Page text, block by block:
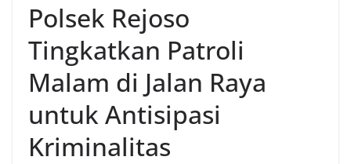
Polsek Rejoso
Tingkatkan Patroli
Malam di Jalan Raya
untuk Antisipasi
Kriminalitas